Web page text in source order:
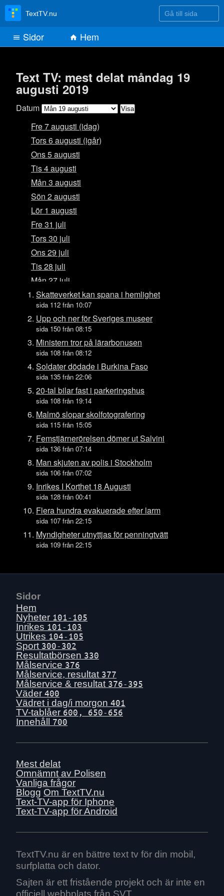
Text TV: mest delat måndag 19
augusti 2019
Datum
Fre 7 augusti (idag)
Tors 6 augusti (igår)
Ons 5 augusti
Tis 4 augusti
Mån 3 augusti
Sön 2 augusti
Lör 1 augusti
Fre 31 juli
Tors 30 juli
Ons 29 juli
Tis 28 juli
Mån 27 juli
Sön 26 juli
Lör 25 juli
Fre 24 juli
Ons 22 juli
Tis 21 juli
Mån 20 juli
Sön 19 juli
Lör 18 juli
Fre 17 juli
Tors 16 juli
Ons 15 juli
Tis 14 juli
Mån 13 juli
Sön 12 juli
Fre 10 juli
Tors 9 juli
Ons 8 juli
Mån 6 juli
Lör 4 juli
Fre 3 juli
Tors 2 juli
Ons 1 juli
Tis 30 juni
Mån 29 juni
Sön 28 juni
Lör 27 juni
Fre 26 juni
Tors 25 juni
Ons 24 juni
Mån 22 juni
Sön 21 juni
Lör 20 juni
Fre 19 juni
Tis 16 juni
Mån 15 juni
Sön 14 juni
Skatteverket kan spana i hemlighet
sida 112 från 10:07
Upp och ner för Sveriges museer
sida 150 från 08:15
Ministern tror på lärarbonusen
sida 108 från 08:12
Soldater dödade i Burkina Faso
sida 135 från 22:06
20-tal bilar fast i parkeringshus
sida 108 från 19:14
Malmö slopar skolfotografering
sida 115 från 15:05
Femstjärnerörelsen dömer ut Salvini
sida 136 från 07:14
Man skjuten av polis i Stockholm
sida 106 från 07:02
Inrikes I Korthet 18 Augusti
sida 128 från 00:41
Flera hundra evakuerade efter larm
sida 107 från 22:15
Myndigheter utnyttjas för penningtvätt
sida 109 från 22:15
TextTV.nu Gå till sida
Sidor Hem
Sidor
Hem
Nyheter 101-105
Inrikes 101-103
Utrikes 104-105
Sport 300-302
Resultatbörsen 330
Målservice 376
Målservice, resultat 377
Målservice & resultat 376-395
Väder 400
Vädret i dag/i morgon 401
TV-tablåer 600, 650-656
Innehåll 700
Mest delat
Omnämnt av Polisen
Vanliga frågor
Blogg Om TextTV.nu
Text-TV-app för Iphone
Text-TV-app för Android
TextTV.nu är en bättre text tv för din mobil,
surfplatta och dator.
Sajten är ett fristående projekt och är inte en
officiell webbplats från SVT.